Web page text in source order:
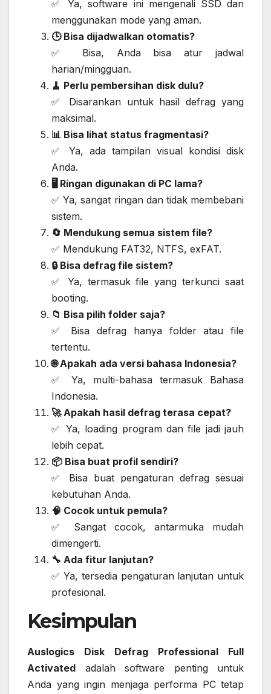
✅ Ya, software ini mengenali SSD dan
menggunakan mode yang aman.
🕒 Bisa dijadwalkan otomatis?
✅ Bisa, Anda bisa atur jadwal
harian/mingguan.
🧹 Perlu pembersihan disk dulu?
✅ Disarankan untuk hasil defrag yang
maksimal.
📊 Bisa lihat status fragmentasi?
✅ Ya, ada tampilan visual kondisi disk
Anda.
🖥️ Ringan digunakan di PC lama?
✅ Ya, sangat ringan dan tidak membebani
sistem.
🔄 Mendukung semua sistem file?
✅ Mendukung FAT32, NTFS, exFAT.
🔒 Bisa defrag file sistem?
✅ Ya, termasuk file yang terkunci saat
booting.
📁 Bisa pilih folder saja?
✅ Bisa defrag hanya folder atau file
tertentu.
🌐 Apakah ada versi bahasa Indonesia?
✅ Ya, multi-bahasa termasuk Bahasa
Indonesia.
🚀 Apakah hasil defrag terasa cepat?
✅ Ya, loading program dan file jadi jauh
lebih cepat.
📦 Bisa buat profil sendiri?
✅ Bisa buat pengaturan defrag sesuai
kebutuhan Anda.
🧠 Cocok untuk pemula?
✅ Sangat cocok, antarmuka mudah
dimengerti.
🔧 Ada fitur lanjutan?
✅ Ya, tersedia pengaturan lanjutan untuk
profesional.
Kesimpulan
Auslogics Disk Defrag Professional Full
Activated adalah software penting untuk
Anda yang ingin menjaga performa PC tetap